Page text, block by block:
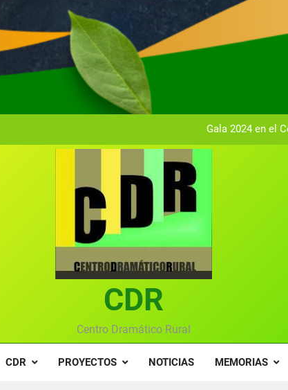
Gala 2024 en el
Textos seleccionados en el VI Certamen Francisco Nieva de
Gala 2024 en el
Textos seleccionados en el VI Certamen Francisco Nieva de
CDR
Centro Dramático Rural
CDR PROYECTOS NOTICIAS MEMORIAS